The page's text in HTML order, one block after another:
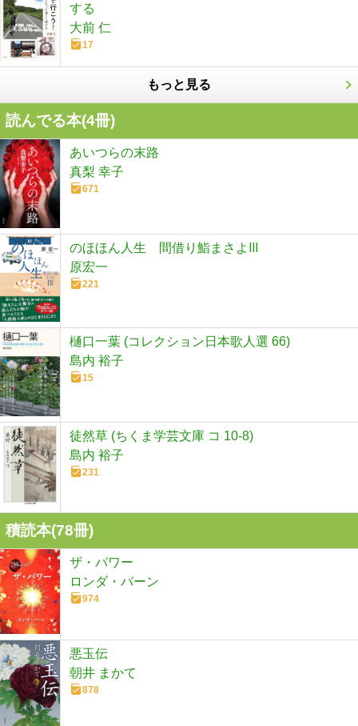
する
大前 仁
17
もっと見る
読んでる本(4冊)
あいつらの末路
真梨 幸子
671
のほほん人生 間借り鮨まさよⅢ
原宏一
221
樋口一葉 (コレクション日本歌人選 66)
島内 裕子
15
徒然草 (ちくま学芸文庫 コ 10-8)
島内 裕子
231
積読本(78冊)
ザ・パワー
ロンダ・バーン
974
悪玉伝
朝井 まかて
878